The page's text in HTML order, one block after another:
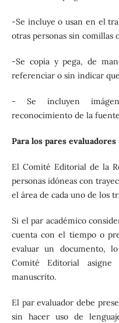
-Se incluye o usan en el
otras personas sin comillas
-Se copia y pega, de
referenciar o sin indicar
- Se incluyen
reconocimiento de la
Para los pares evaluadores
El Comité Editorial de la
personas idóneas con
el área de cada uno de los
Si el par académico
cuenta con el tiempo o
evaluar un documento,
Comité Editorial
manuscrito.
El par evaluador debe
sin hacer uso de